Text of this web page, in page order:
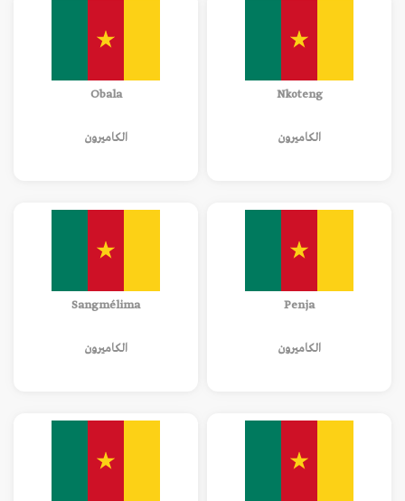
Nkoteng
الكاميرون
Obala
الكاميرون
Penja
الكاميرون
Sangmélima
الكاميرون